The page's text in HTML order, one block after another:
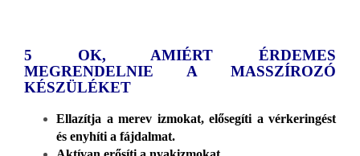
5 OK, AMIÉRT ÉRDEMES
MEGRENDELNIE A MASSZÍROZÓ
KÉSZÜLÉKET
Ellazítja a merev izmokat, elősegíti a vérkeringést
és enyhíti a fájdalmat.